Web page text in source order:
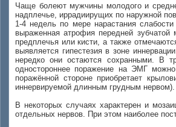
Чаще болеют мужчины молодого и
надплечье, иррадиирущих по наружной
1-4 недель по мере нарастания
выраженная атрофия передней
предплечья или кисти, а также
выявляется гипестезия в зоне
нередко они остаются сохранными. В
одностороннее поражение на ЭМГ
поражённой стороне приобретает
иннервируемой длинным грудным нервом).
В некоторых случаях характерен и
отдельных нервов. При этом наиболее